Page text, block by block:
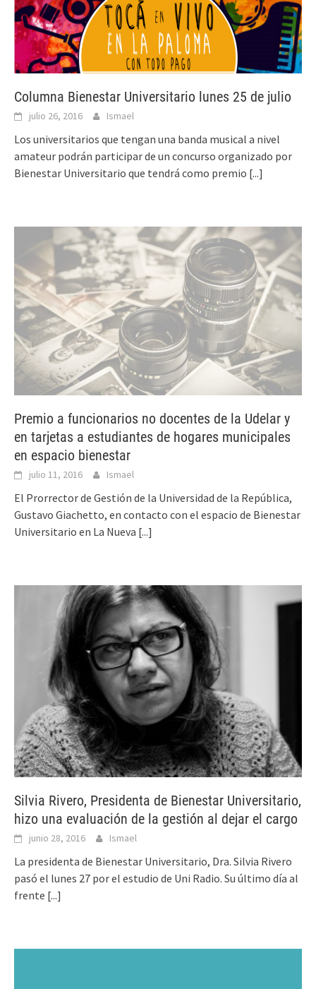
Columna Bienestar Universitario lunes 25 de julio
julio 26, 2016 Ismael
Los universitarios que tengan una banda musical a nivel
amateur podrán participar de un concurso organizado por
Bienestar Universitario que tendrá como premio [...]
Premio a funcionarios no docentes de la Udelar y
en tarjetas a estudiantes de hogares municipales
en espacio bienestar
julio 11, 2016 Ismael
El Prorrector de Gestión de la Universidad de la República,
Gustavo Giachetto, en contacto con el espacio de Bienestar
Universitario en La Nueva [...]
Silvia Rivero, Presidenta de Bienestar Universitario,
hizo una evaluación de la gestión al dejar el cargo
junio 28, 2016 Ismael
La presidenta de Bienestar Universitario, Dra. Silvia Rivero
pasó el lunes 27 por el estudio de Uni Radio. Su último día al
frente [...]